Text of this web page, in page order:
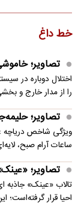
خط داغ
تصاویر؛
اختلال دوباره در
را از مدار خارج و
تصاویر؛
ویژگی شاخص
ساعات آرام صبح،
تصاویر؛
تالاب «عینک»
احیا قرار